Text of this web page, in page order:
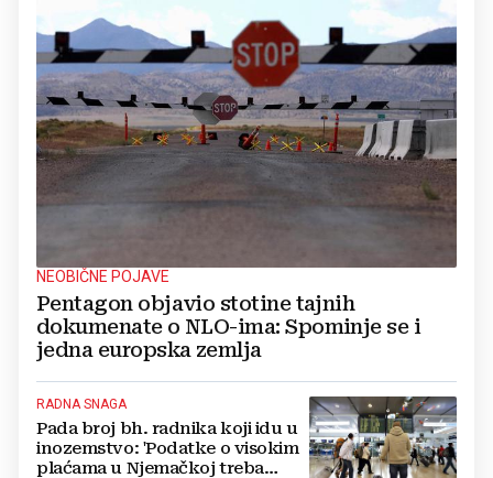
NEOBIČNE POJAVE
Pentagon objavio stotine tajnih
dokumenate o NLO-ima: Spominje se i
jedna europska zemlja
RADNA SNAGA
Pada broj bh. radnika koji idu u
inozemstvo: 'Podatke o visokim
plaćama u Njemačkoj treba